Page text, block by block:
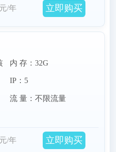
元/年 立即购买
内 存：32G
IP：5
流 量：不限流量
元/年 立即购买